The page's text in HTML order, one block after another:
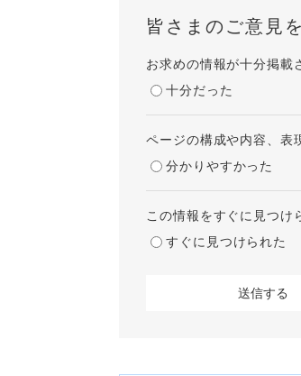
皆さまのご意見
お求めの情報が十分掲載
十分だった
ページの構成や内容、表
分かりやすかった
この情報をすぐに見つけ
すぐに見つけられた